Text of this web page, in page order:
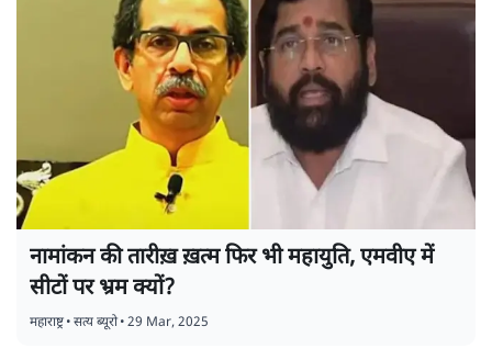
नामांकन की तारीख़ ख़त्म फिर भी महायुति, एमवीए में
सीटों पर भ्रम क्यों?
महाराष्ट्र•सत्य ब्यूरो•29 Mar, 2025